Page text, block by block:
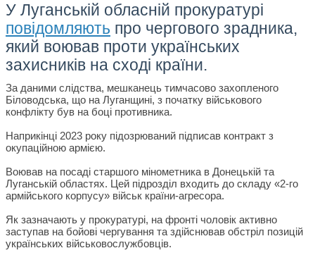
У Луганській обласній прокуратурі
повідомляють про чергового зрадника,
який воював проти українських
захисників на сході країни.
За даними слідства, мешканець тимчасово захопленого
Біловодська, що на Луганщині, з початку військового
конфлікту був на боці противника.
Наприкінці 2023 року підозрюваний підписав контракт з
окупаційною армією.
Воював на посаді старшого мінометника в Донецькій та
Луганській областях. Цей підрозділ входить до складу «2-го
армійського корпусу» військ країни-агресора.
Як зазначають у прокуратурі, на фронті чоловік активно
заступав на бойові чергування та здійснював обстріл позицій
українських військовослужбовців.